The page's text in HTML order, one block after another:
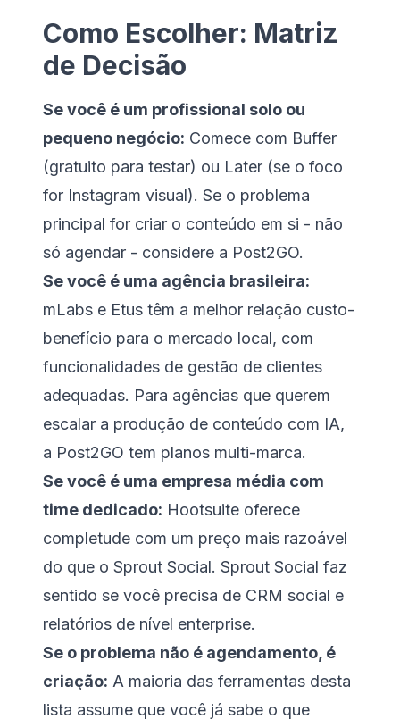
Como Escolher: Matriz
de Decisão
Se você é um profissional solo ou
pequeno negócio: Comece com Buffer
(gratuito para testar) ou Later (se o foco
for Instagram visual). Se o problema
principal for criar o conteúdo em si - não
só agendar - considere a Post2GO.
Se você é uma agência brasileira:
mLabs e Etus têm a melhor relação custo-
benefício para o mercado local, com
funcionalidades de gestão de clientes
adequadas. Para agências que querem
escalar a produção de conteúdo com IA,
a Post2GO tem planos multi-marca.
Se você é uma empresa média com
time dedicado: Hootsuite oferece
completude com um preço mais razoável
do que o Sprout Social. Sprout Social faz
sentido se você precisa de CRM social e
relatórios de nível enterprise.
Se o problema não é agendamento, é
criação: A maioria das ferramentas desta
lista assume que você já sabe o que